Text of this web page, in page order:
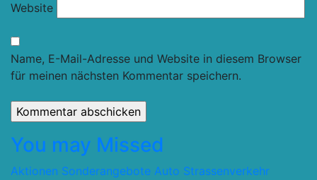
Website
Name, E-Mail-Adresse und Website in diesem Browser
für meinen nächsten Kommentar speichern.
You may Missed
Aktionen Sonderangebote Auto Strassenverkehr